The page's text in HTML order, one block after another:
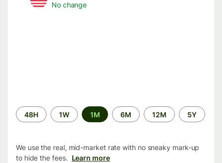
No change
Time
period
48H 1W 1M 6M 12M 5Y
We use the real, mid-market rate with no sneaky mark-up
to hide the fees. Learn more